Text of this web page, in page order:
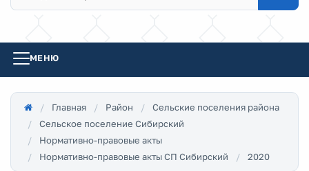
МЕНЮ
Главная Район
Сельские поселения района
Сельское поселение Сибирский
Нормативно-правовые акты
Нормативно-правовые акты СП Сибирский
2020